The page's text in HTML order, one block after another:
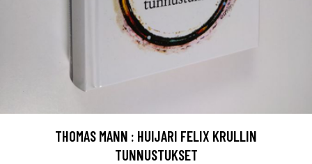
THOMAS MANN : HUIJARI FELIX KRULLIN
TUNNUSTUKSET